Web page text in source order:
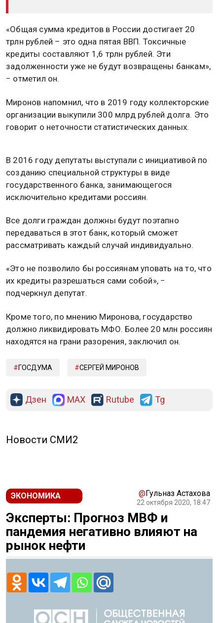
«Общая сумма кредитов в России достигает 20
трлн рублей – это одна пятая ВВП. Токсичные
кредиты составляют 1,6 трлн рублей. Эти
задолженности уже не будут возвращены банкам»,
− отметил он.
Миронов напомнил, что в 2019 году коллекторские
организации выкупили 300 млрд рублей долга. Это
говорит о неточности статистических данных.
В 2016 году депутаты выступали с инициативой по
созданию специальной структуры в виде
государственного банка, занимающегося
исключительно кредитами россиян.
Все долги граждан должны будут поэтапно
передаваться в этот банк, который сможет
рассматривать каждый случай индивидуально.
«Это не позволило бы россиянам уповать на то, что
их кредиты разрешаться сами собой», −
подчеркнул депутат.
Кроме того, по мнению Миронова, государство
должно ликвидировать МФО. Более 20 млн россиян
находятся на грани разорения, заключил он.
ГОСДУМА СЕРГЕЙ МИРОНОВ
Дзен MAX Rutube Tg
Новости СМИ2
ЭКОНОМИКА @Гульназ Астахова
22 октября 2020, 18:47
Эксперты: Прогноз МВФ и
пандемия негативно влияют на
рынок нефти